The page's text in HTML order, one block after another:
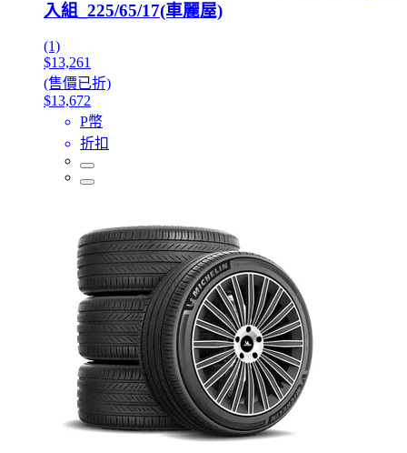
入組_225/65/17(車麗屋)
(1)
$13,261
(售價已折)
$13,672
P幣
折扣